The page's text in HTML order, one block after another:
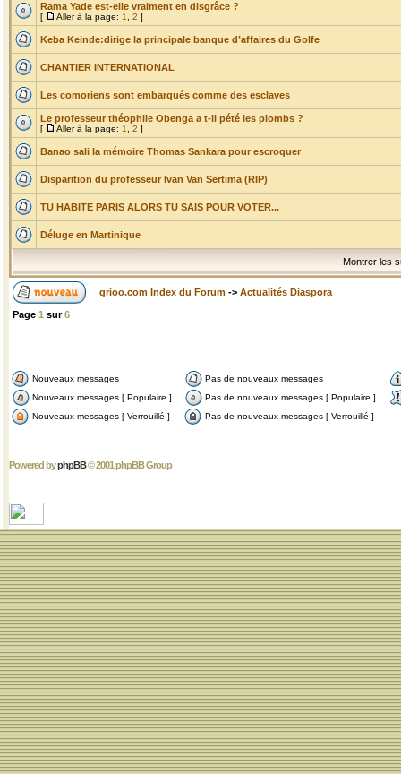
Rama Yade est-elle vraiment en disgrâce ?
[ Aller à la page: 1 2 ]
Keba Keinde:dirige la principale banque d’affaires du Golfe
CHANTIER INTERNATIONAL
Les comoriens sont embarqués comme des esclaves
Le professeur théophile Obenga a t-il pété les plombs ?
[ Aller à la page: 1 2 ]
Banao sali la mémoire Thomas Sankara pour escroquer
Disparition du professeur Ivan Van Sertima (RIP)
TU HABITE PARIS ALORS TU SAIS POUR VOTER...
Déluge en Martinique
Montrer les
grioo.com Index du Forum -> Actualités Diaspora
Page 1 sur6
Nouveaux messages
Pas de nouveaux messages
Nouveaux messages [ Populaire ]
Pas de nouveaux messages [ Populaire ]
Nouveaux messages [ Verrouillé ]
Pas de nouveaux messages [ Verrouillé ]
Powered byphpBB© 2001 phpBB Group